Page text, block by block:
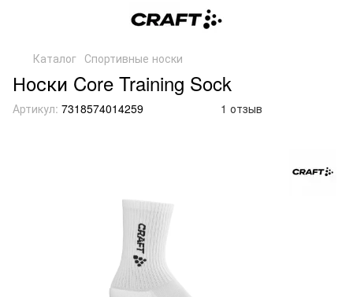
Каталог Спортивные носки
Носки Core Training Sock
Артикул: 7318574014259 1 отзыв